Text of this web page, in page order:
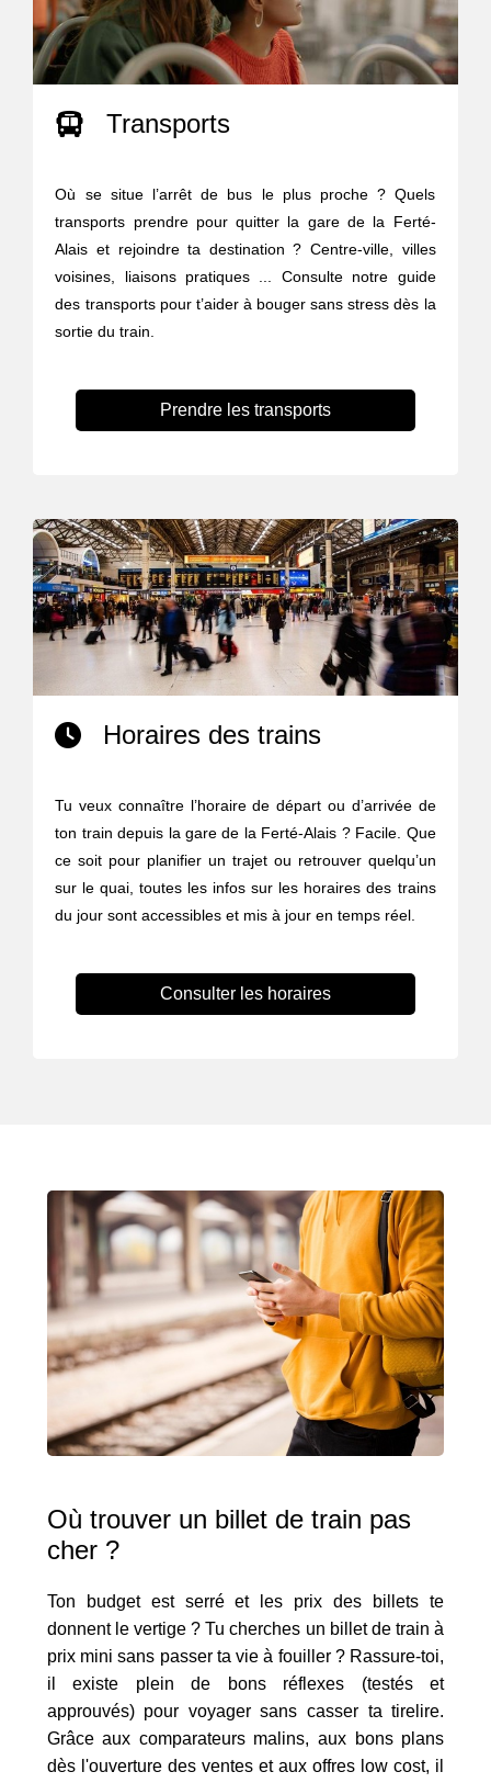
Transports
Où se situe l’arrêt de bus le plus proche ? Quels
transports prendre pour quitter la gare de la Ferté-
Alais et rejoindre ta destination ? Centre-ville, villes
voisines, liaisons pratiques ... Consulte notre guide
des transports pour t’aider à bouger sans stress dès la
sortie du train.
Prendre les transports
Horaires des trains
Tu veux connaître l’horaire de départ ou d’arrivée de
ton train depuis la gare de la Ferté-Alais ? Facile. Que
ce soit pour planifier un trajet ou retrouver quelqu’un
sur le quai, toutes les infos sur les horaires des trains
du jour sont accessibles et mis à jour en temps réel.
Consulter les horaires
Où trouver un billet de train pas
cher ?
Ton budget est serré et les prix des billets te
donnent le vertige ? Tu cherches un billet de train à
prix mini sans passer ta vie à fouiller ? Rassure-toi,
il existe plein de bons réflexes (testés et
approuvés) pour voyager sans casser ta tirelire.
Grâce aux comparateurs malins, aux bons plans
dès l'ouverture des ventes et aux offres low cost, il